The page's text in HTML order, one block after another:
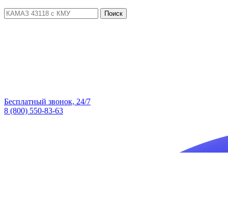
Поиск
Бесплатный звонок, 24/7
8 (800) 550-83-63